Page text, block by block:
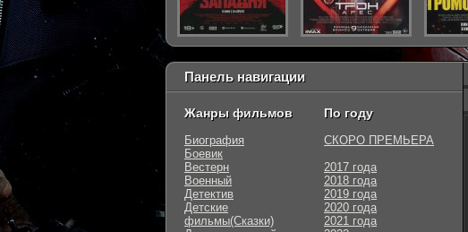
Панель навигации
Жанры фильмов
Биография
Боевик
Вестерн
Военный
Детектив
Детские
фильмы(Сказки)
По году
СКОРО ПРЕМЬЕРА
2017 года
2018 года
2019 года
2020 года
2021 года